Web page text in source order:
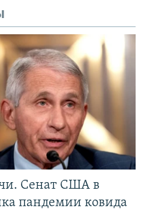
Сенат США в
пандемии ковида